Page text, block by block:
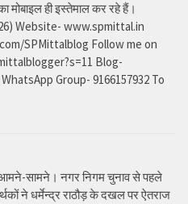
मोबाइल ही इस्तेमाल कर रहे हैं।
Website- www.spmittal.in
SPMittalblog Follow me on
Blog-
Group- 9166157932 To
सामने। नगर निगम चुनाव से पहले
ने धर्मेन्द्र राठौड़ के दखल पर ऐतराज